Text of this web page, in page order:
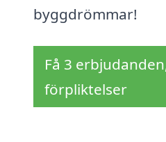
byggdrömmar!
Få 3
förpliktelser